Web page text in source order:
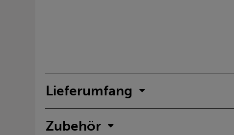
Lieferumfang
Zubehör